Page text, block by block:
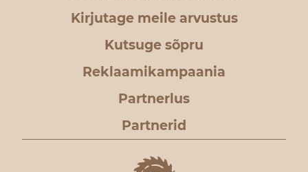
Kirjutage meile arvustus
Kutsuge sõpru
Reklaamikampaania
Partnerlus
Partnerid